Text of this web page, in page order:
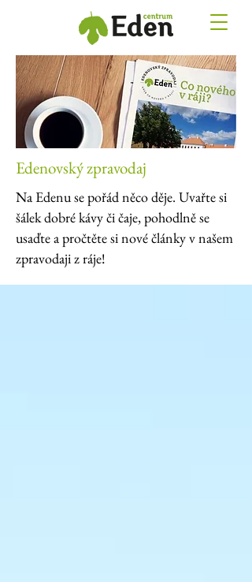
Edenovský zpravodaj
Na Edenu se pořád něco děje. Uvařte si
šálek dobré kávy či čaje, pohodlně se
usaďte a pročtěte si nové články v našem
zpravodaji z ráje!